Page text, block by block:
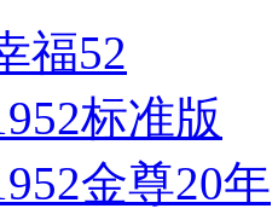
福52
标准版
金尊20年